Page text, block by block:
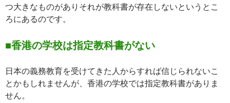
つ大きなものがありそれが教科書が存在しないというとこ
ろにあるのです。
■香港の学校は指定教科書がない
日本の義務教育を受けてきた人からすれば信じられないこ
とかもしれませんが、香港の学校では指定教科書がありま
せん。